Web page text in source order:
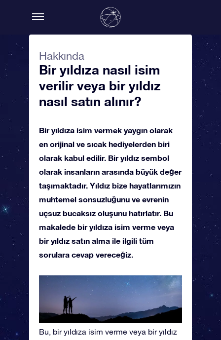
Hakkında
Bir yıldıza nasıl isim
verilir veya bir yıldız
nasıl satın alınır?
Bir yıldıza isim vermek yaygın olarak
en orijinal ve sıcak hediyelerden biri
olarak kabul edilir. Bir yıldız sembol
olarak insanların arasında büyük değer
taşımaktadır. Yıldız bize hayatlarımızın
muhtemel sonsuzluğunu ve evrenin
uçsuz bucaksız oluşunu hatırlatır. Bu
makalede bir yıldıza isim verme veya
bir yıldız satın alma ile ilgili tüm
sorulara cevap vereceğiz.
Bu, bir yıldıza isim verme veya bir yıldız